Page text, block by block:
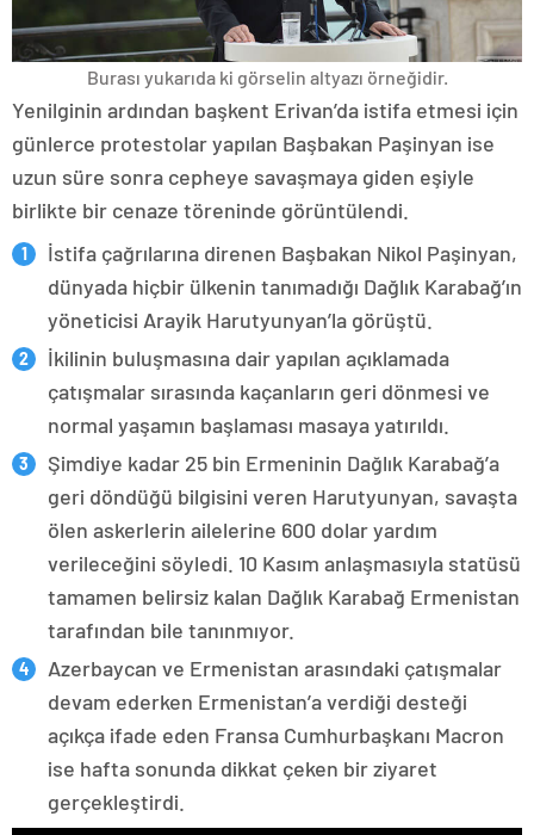
Burası yukarıda ki görselin altyazı örneğidir.
Yenilginin ardından başkent Erivan’da istifa etmesi için
günlerce protestolar yapılan Başbakan Paşinyan ise
uzun süre sonra cepheye savaşmaya giden eşiyle
birlikte bir cenaze töreninde görüntülendi.
İstifa çağrılarına direnen Başbakan Nikol Paşinyan,
dünyada hiçbir ülkenin tanımadığı Dağlık Karabağ’ın
yöneticisi Arayik Harutyunyan’la görüştü.
İkilinin buluşmasına dair yapılan açıklamada
çatışmalar sırasında kaçanların geri dönmesi ve
normal yaşamın başlaması masaya yatırıldı.
Şimdiye kadar 25 bin Ermeninin Dağlık Karabağ’a
geri döndüğü bilgisini veren Harutyunyan, savaşta
ölen askerlerin ailelerine 600 dolar yardım
verileceğini söyledi. 10 Kasım anlaşmasıyla statüsü
tamamen belirsiz kalan Dağlık Karabağ Ermenistan
tarafından bile tanınmıyor.
Azerbaycan ve Ermenistan arasındaki çatışmalar
devam ederken Ermenistan’a verdiği desteği
açıkça ifade eden Fransa Cumhurbaşkanı Macron
ise hafta sonunda dikkat çeken bir ziyaret
gerçekleştirdi.